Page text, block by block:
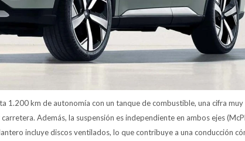
1.200 km de autonomía con un tanque de combustible, una cifra
Además, la suspensión es independiente en ambos ejes
incluye discos ventilados, lo que contribuye a una conducción